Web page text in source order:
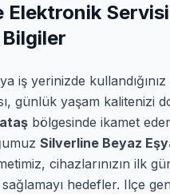
Elektronik
Bilgiler
iş yerinizde
günlük yaşam kalitenizi
bölgesinde ikamet
Silverline Beyaz
cihazlarınızın ilk
sağlamayı hedefler. Ilçe